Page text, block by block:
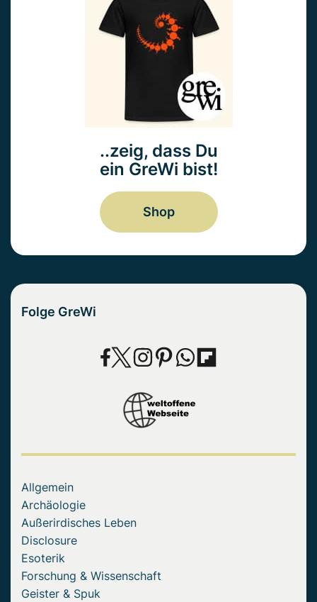
..zeig, dass Du
ein GreWi bist!
Shop
Folge GreWi
Allgemein
Archäologie
Außerirdisches Leben
Disclosure
Esoterik
Forschung & Wissenschaft
Geister & Spuk